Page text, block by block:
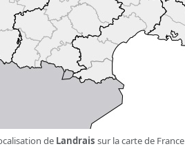
de Landrais sur la carte de France